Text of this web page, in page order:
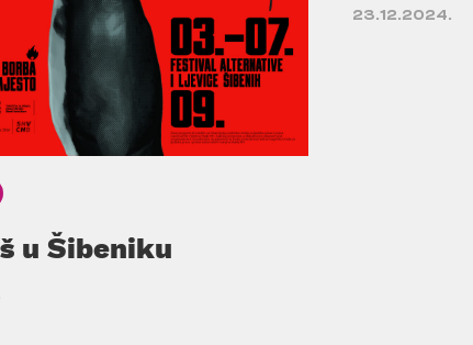
u Šibeniku
23.12.2024.